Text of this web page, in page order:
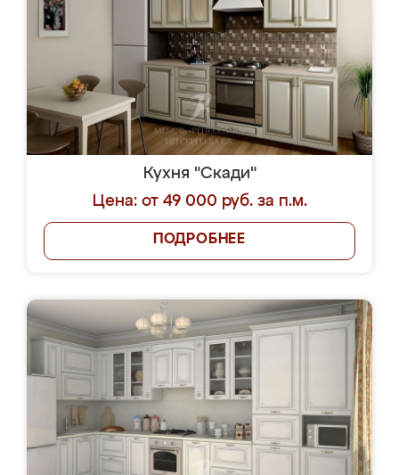
Кухня "Скади"
Цена: от 49 000 руб. за п.м.
ПОДРОБНЕЕ